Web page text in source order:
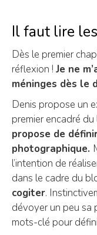
Il faut lire
Dès le premier
réflexion ! Je ne
méninges dès le
Denis propose un
premier encadré
propose de
photographique.
l’intention de
dans le cadre du
cogiter.
dévoyer un peu
mots-clé pour